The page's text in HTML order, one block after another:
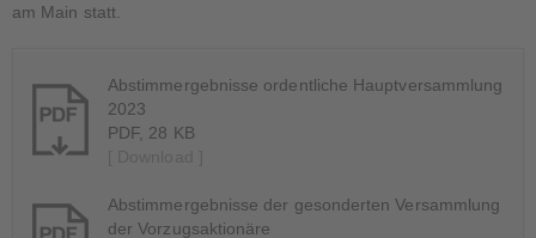
am Main statt.
Abstimmergebnisse ordentliche Hauptversammlung
2023
PDF, 28 KB
Abstimmergebnisse der gesonderten Versammlung
der Vorzugsaktionäre